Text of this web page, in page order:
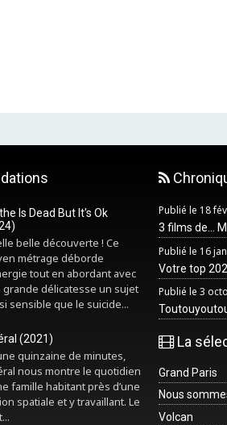
Is Dead But It's Ok
belle découverte ! Ce
métrage déborde
tout en abordant avec
grande délicatesse un sujet
sensible que le suicide...
(2021)
quinzaine de minutes,
nous montre le quotidien
famille habitant près d’une
spatiale et y travaillant. Le
Publié le 18
3 films de...
Publié le 16
Votre top
Publié le 3
La
Grand Paris
Nous
Volcan